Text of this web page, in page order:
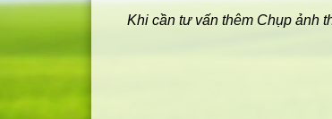
Khi cần tư vấn thêm Chụp ảnh